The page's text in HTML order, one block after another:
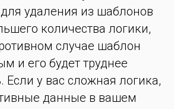
удаления из шаблонов
количества логики,
случае шаблон
и его будет труднее
Если у вас сложная логика,
данные в вашем